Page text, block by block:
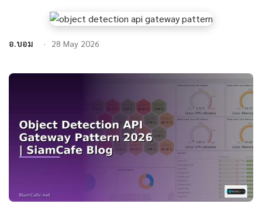
อ.บอม 28 May 2026